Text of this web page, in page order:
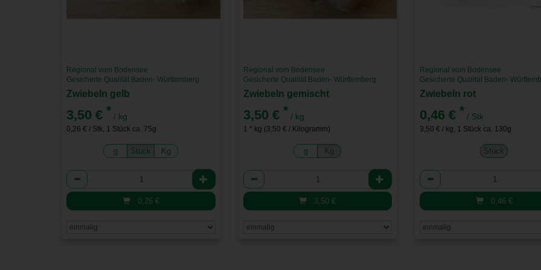
Regional vom Bodensee
Gesicherte Qualität Baden- Württemberg
Zwiebeln gelb
3,50 € * / kg
0,26 € / Stk, 1 Stück ca. 75g
g Stück Kg
Anzahl
0,26 €
Regional vom Bodensee
Gesicherte Qualität Baden- Württemberg
Zwiebeln gemischt
3,50 €* / kg
1 * kg (3,50 € / Kilogramm)
g Kg
Anzahl
3,50€
Regional vom Bodensee
Gesicherte Qualität Baden-
Zwiebeln rot
0,46 € * / Stk
3,50 € / kg, 1 Stück ca. 130g
Stück
Anzahl
0,46 €